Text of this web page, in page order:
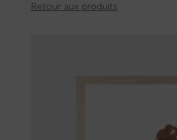
Retour aux produits